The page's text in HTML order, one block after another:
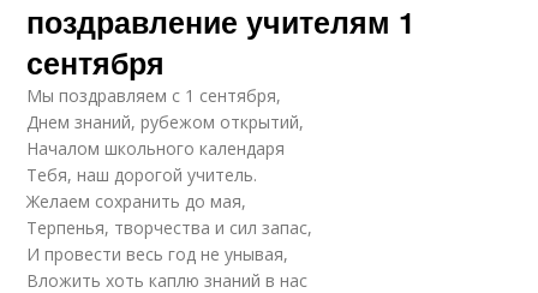
поздравление учителям 1
сентября
Мы поздравляем с 1 сентября,
Днем знаний, рубежом открытий,
Началом школьного календаря
Тебя, наш дорогой учитель.
Желаем сохранить до мая,
Терпенья, творчества и сил запас,
И провести весь год не унывая,
Вложить хоть каплю знаний в нас